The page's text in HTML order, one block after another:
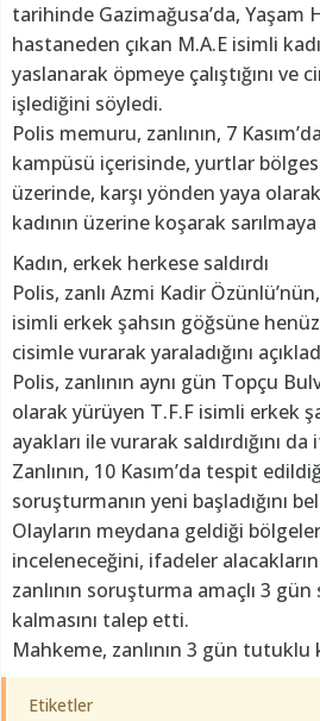
tarihinde Gazimağusa’da, Yaşam
hastaneden çıkan M.A.E isimli
yaslanarak öpmeye çalıştığını ve
işlediğini söyledi.
Polis memuru, zanlının, 7
kampüsü içerisinde, yurtlar
üzerinde, karşı yönden yaya
kadının üzerine koşarak sarılmaya
Kadın, erkek herkese saldırdı
Polis, zanlı Azmi Kadir
isimli erkek şahsın göğsüne
cisimle vurarak yaraladığını
Polis, zanlının aynı gün Topçu
olarak yürüyen T.F.F isimli erkek
ayakları ile vurarak saldırdığını
Zanlının, 10 Kasım’da tespit
soruşturmanın yeni başladığını
Olayların meydana geldiği
inceleneceğini, ifadeler
zanlının soruşturma amaçlı 3
kalmasını talep etti.
Mahkeme, zanlının 3 gün tutuklu
Etiketler